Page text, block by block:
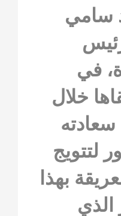
سامي
في
خلال
سعادته
لتتويج
بهذا
الذي